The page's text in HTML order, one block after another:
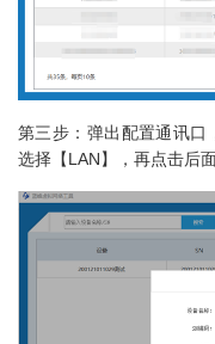
第三步：弹出配置通讯口
选择【LAN】，再点击后